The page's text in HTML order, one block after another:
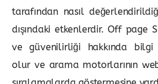
tarafından nasıl
dışındaki etkenlerdir. Off page
ve güvenilirliği hakkında bilgi
olur ve arama motorlarının